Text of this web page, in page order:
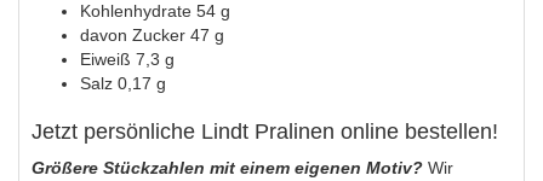
Kohlenhydrate 54 g
davon Zucker 47 g
Eiweiß 7,3 g
Salz 0,17 g
Jetzt persönliche Lindt Pralinen online bestellen!
Größere Stückzahlen mit einem eigenen Motiv? Wir